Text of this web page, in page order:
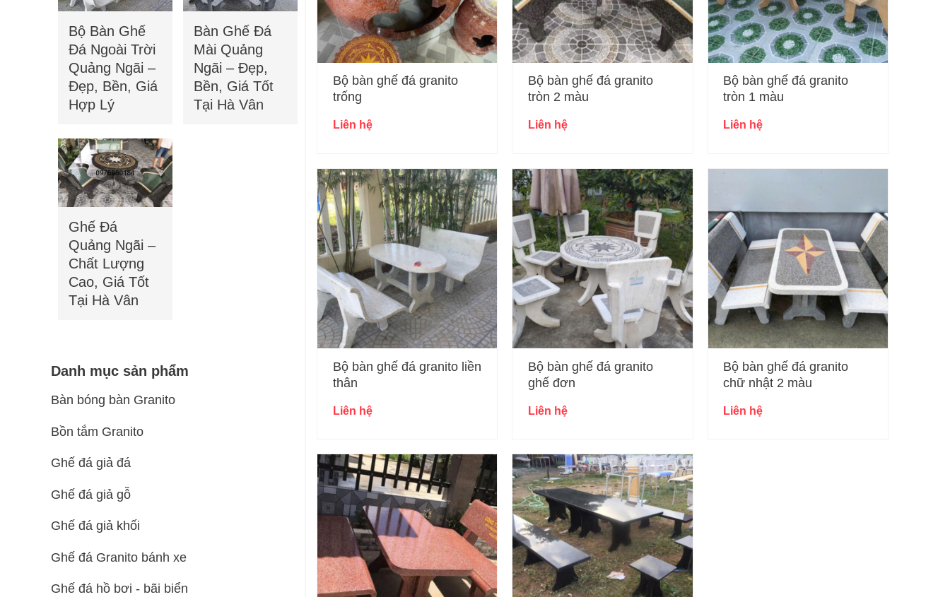
Bộ Bàn Ghế
Đá Ngoài Trời
Quảng Ngãi –
Đẹp, Bền, Giá
Hợp Lý
Bàn Ghế Đá
Mài Quảng
Ngãi – Đẹp,
Bền, Giá Tốt
Tại Hà Vân
Ghế Đá
Quảng Ngãi –
Chất Lượng
Cao, Giá Tốt
Tại Hà Vân
Danh mục sản phẩm
Bàn bóng bàn Granito
Bồn tắm Granito
Ghế đá giả đá
Ghế đá giả gỗ
Ghế đá giả khối
Ghế đá Granito bánh xe
Ghế đá hồ bơi - bãi biển
Bộ bàn ghế đá granito
trống
Liên hệ
Bộ bàn ghế đá granito
tròn 2 màu
Liên hệ
Bộ bàn ghế đá granito
tròn 1 màu
Liên hệ
Bộ bàn ghế đá granito liền
thân
Liên hệ
Bộ bàn ghế đá granito
ghế đơn
Liên hệ
Bộ bàn ghế đá granito
chữ nhật 2 màu
Liên hệ